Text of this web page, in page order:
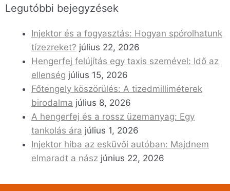
Legutóbbi bejegyzések
Injektor és a fogyasztás: Hogyan spórolhatunk
tízezreket? július 22, 2026
Hengerfej felújítás egy taxis szemével: Idő az
ellenség július 15, 2026
Főtengely köszörülés: A tizedmilliméterek
birodalma július 8, 2026
A hengerfej és a rossz üzemanyag: Egy
tankolás ára július 1, 2026
Injektor hiba az esküvői autóban: Majdnem
elmaradt a nász június 22, 2026